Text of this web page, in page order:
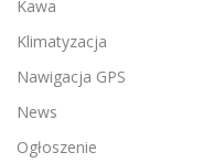
Kawa
Klimatyzacja
Nawigacja GPS
News
Ogłoszenie